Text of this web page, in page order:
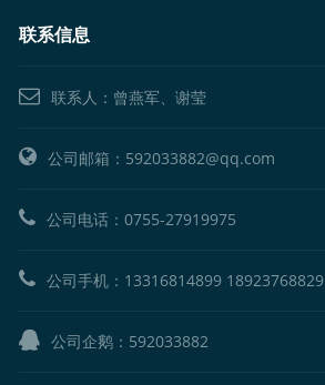
联系信息
联系人：曾燕军、谢莹
公司邮箱：592033882@qq.com
公司电话：0755-27919975
公司手机： 13316814899 18923768829
公司企鹅： 592033882